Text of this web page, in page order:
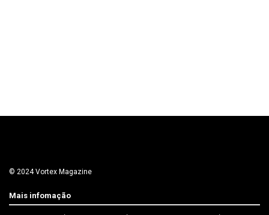
© 2024 Vortex Magazine
Mais infomação